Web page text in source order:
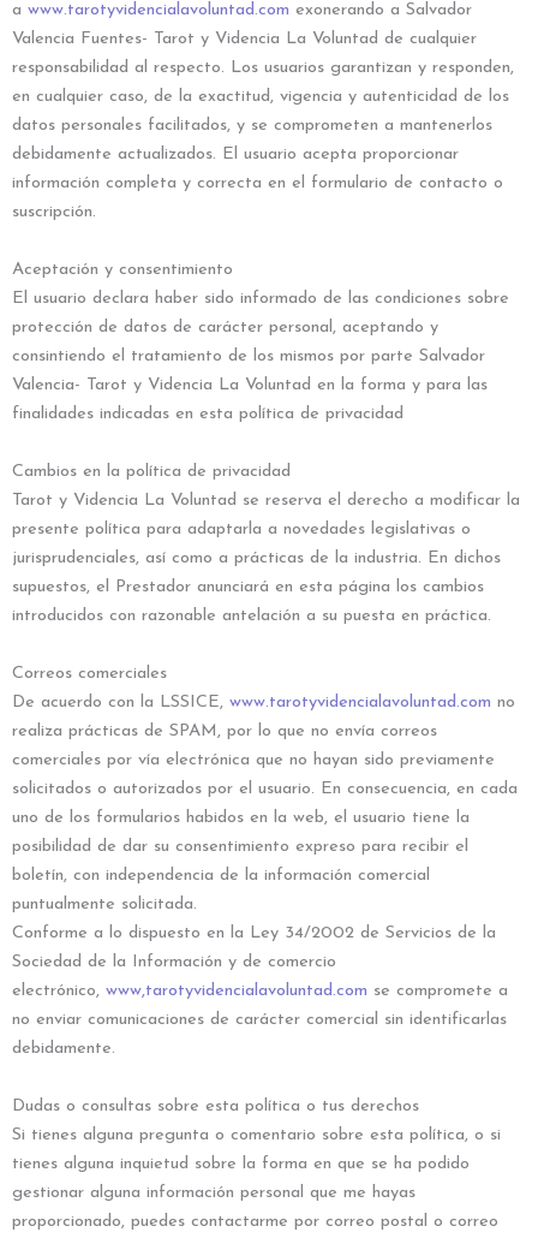
a www.tarotyvidencialavoluntad.com exonerando a Salvador
Valencia Fuentes- Tarot y Videncia La Voluntad de cualquier
responsabilidad al respecto. Los usuarios garantizan y responden,
en cualquier caso, de la exactitud, vigencia y autenticidad de los
datos personales facilitados, y se comprometen a mantenerlos
debidamente actualizados. El usuario acepta proporcionar
información completa y correcta en el formulario de contacto o
suscripción.
Aceptación y consentimiento
El usuario declara haber sido informado de las condiciones sobre
protección de datos de carácter personal, aceptando y
consintiendo el tratamiento de los mismos por parte Salvador
Valencia- Tarot y Videncia La Voluntad en la forma y para las
finalidades indicadas en esta política de privacidad
Cambios en la política de privacidad
Tarot y Videncia La Voluntad se reserva el derecho a modificar la
presente política para adaptarla a novedades legislativas o
jurisprudenciales, así como a prácticas de la industria. En dichos
supuestos, el Prestador anunciará en esta página los cambios
introducidos con razonable antelación a su puesta en práctica.
Correos comerciales
De acuerdo con la LSSICE, www.tarotyvidencialavoluntad.com no
realiza prácticas de SPAM, por lo que no envía correos
comerciales por vía electrónica que no hayan sido previamente
solicitados o autorizados por el usuario. En consecuencia, en cada
uno de los formularios habidos en la web, el usuario tiene la
posibilidad de dar su consentimiento expreso para recibir el
boletín, con independencia de la información comercial
puntualmente solicitada.
Conforme a lo dispuesto en la Ley 34/2002 de Servicios de la
Sociedad de la Información y de comercio
electrónico, www,tarotyvidencialavoluntad.com se compromete a
no enviar comunicaciones de carácter comercial sin identificarlas
debidamente.
Dudas o consultas sobre esta política o tus derechos
Si tienes alguna pregunta o comentario sobre esta política, o si
tienes alguna inquietud sobre la forma en que se ha podido
gestionar alguna información personal que me hayas
proporcionado, puedes contactarme por correo postal o correo